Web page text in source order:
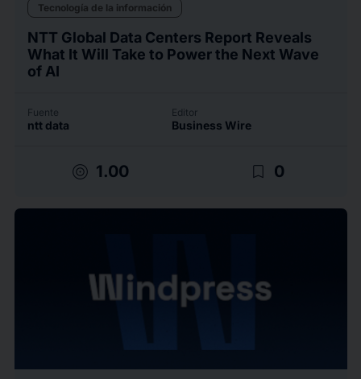
Tecnología de la información
NTT Global Data Centers Report Reveals
What It Will Take to Power the Next Wave
of AI
Fuente
ntt data
Editor
Business Wire
target 1.00 bookmark_border 0